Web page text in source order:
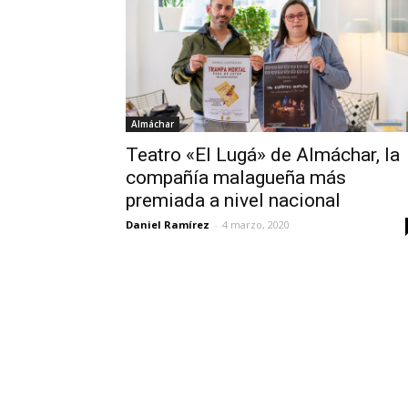
Almáchar
Teatro «El Lugá» de Almáchar, la
compañía malagueña más
premiada a nivel nacional
Daniel Ramírez - 4 marzo, 2020